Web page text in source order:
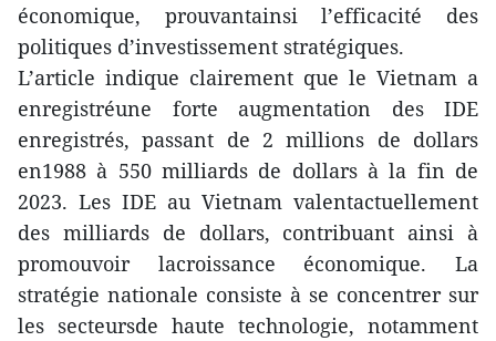
économique, prouvantainsi l’efficacité des
politiques d’investissement stratégiques.
L’article indique clairement que le Vietnam a
enregistréune forte augmentation des IDE
enregistrés, passant de 2 millions de dollars
en1988 à 550 milliards de dollars à la fin de
2023. Les IDE au Vietnam valentactuellement
des milliards de dollars, contribuant ainsi à
promouvoir lacroissance économique. La
stratégie nationale consiste à se concentrer sur
les secteursde haute technologie, notamment